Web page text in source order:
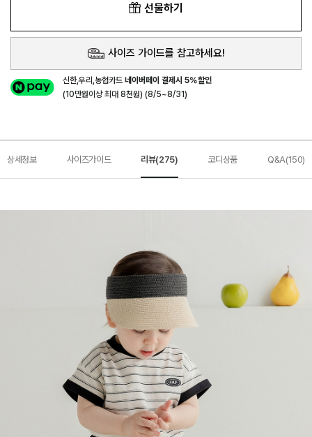
선물하기
사이즈 가이드를 참고하세요!
신한,우리,농협카드네이버페이 결제시 5%할인
(10만원이상 최대 8천원) (8/5~8/31)
상세정보 사이즈가이드 리뷰(275) 코디상품 Q&A(150)